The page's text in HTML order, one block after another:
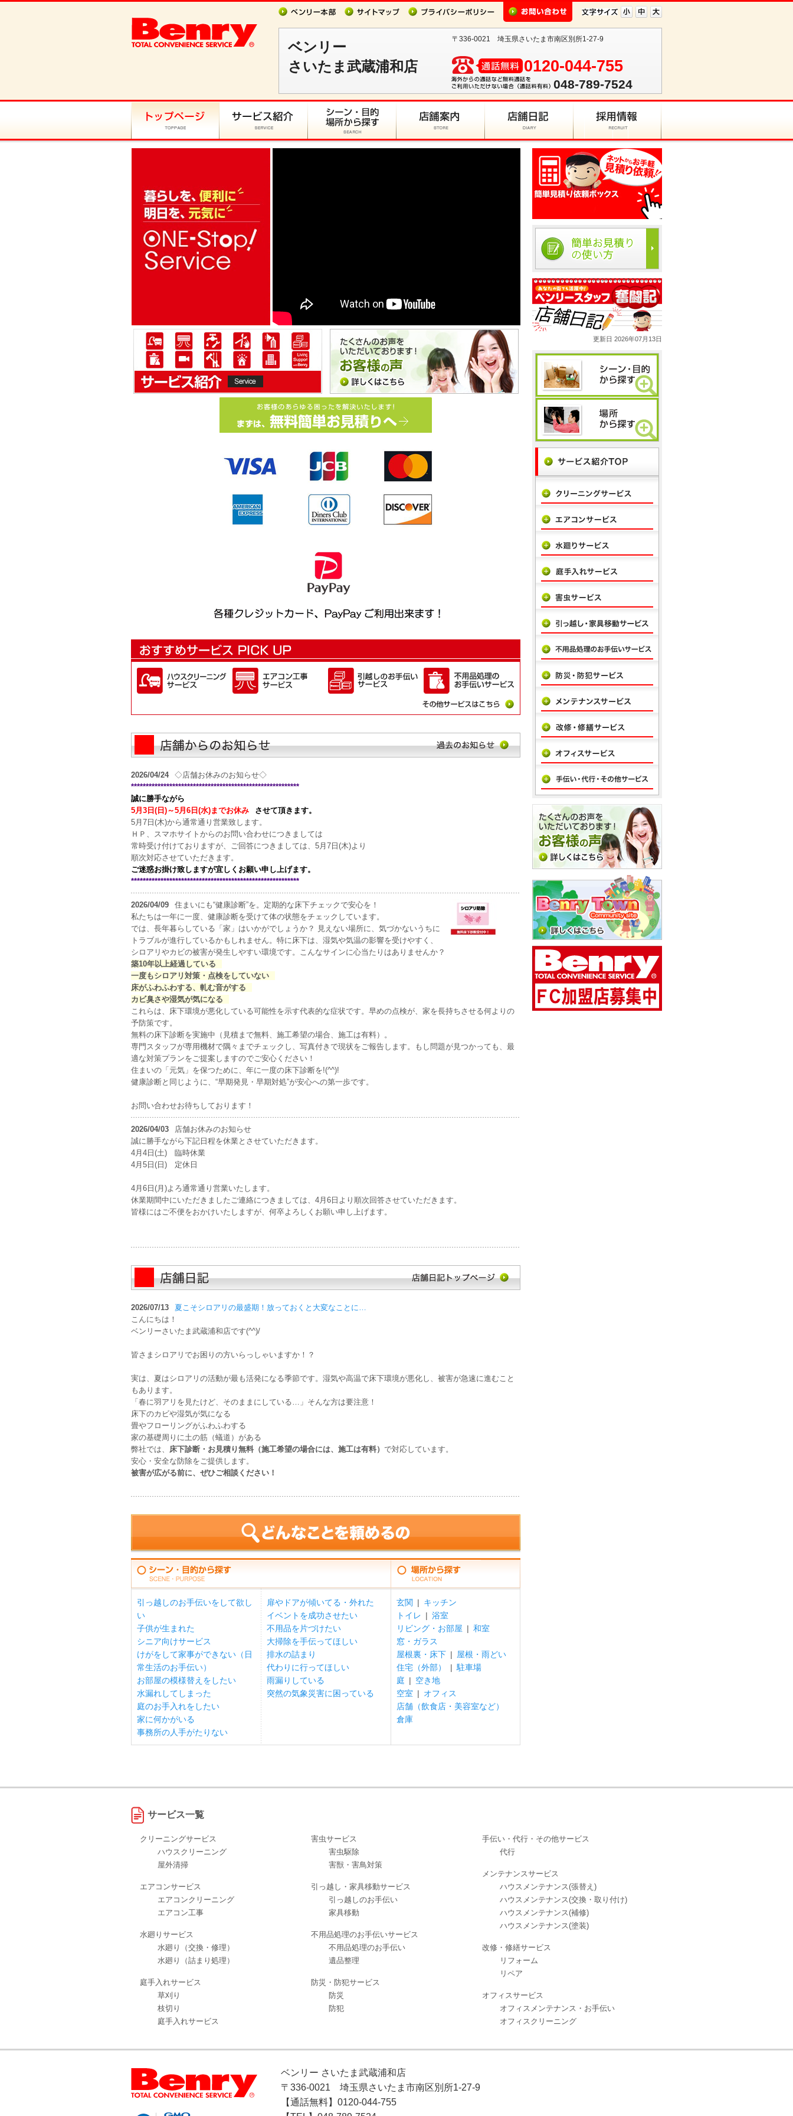
ベンリー
さいたま武蔵浦和店
〒336-0021 埼玉県さいたま市南区別所1-27-9
0120-044-755
048-789-7524
2026/04/24
◇店舗お休みのお知らせ◇
*********************************************************
誠に勝手ながら
5月3日(日)～5月6日(水)までお休み
させて頂きます。
5月7日(木)から通常通り営業致します。
ＨＰ、スマホサイトからのお問い合わせにつきましては
常時受け付けておりますが、ご回答につきましては、5月7日(木)より
順次対応させていただきます。
ご迷惑お掛け致しますが宜しくお願い申し上げます。
*********************************************************
2026/04/09
住まいにも“健康診断”を。定期的な床下チェックで安心を！
私たちは一年に一度、健康診断を受けて体の状態をチェックしています。
では、長年暮らしている「家」はいかがでしょうか？ 見えない場所に、気づかないうちに
トラブルが進行しているかもしれません。特に床下は、湿気や気温の影響を受けやすく、
シロアリやカビの被害が発生しやすい環境です。こんなサインに心当たりはありませんか？
築10年以上経過している
一度もシロアリ対策・点検をしていない
床がふわふわする、軋む音がする
カビ臭さや湿気が気になる
これらは、床下環境が悪化している可能性を示す代表的な症状です。早めの点検が、家を長持ちさせる何よりの
予防策です。
無料の床下診断を実施中（見積まで無料、施工希望の場合、施工は有料）。
専門スタッフが専用機材で隅々までチェックし、写真付きで現状をご報告します。もし問題が見つかっても、最
適な対策プランをご提案しますのでご安心ください！
住まいの「元気」を保つために、年に一度の床下診断を!(^^)!
健康診断と同じように、“早期発見・早期対処”が安心への第一歩です。
お問い合わせお待ちしております！
2026/04/03
店舗お休みのお知らせ
誠に勝手ながら下記日程を休業とさせていただきます。
4月4日(土) 臨時休業
4月5日(日) 定休日
4月6日(月)よろ通常通り営業いたします。
休業期間中にいただきましたご連絡につきましては、4月6日より順次回答させていただきます。
皆様にはご不便をおかけいたしますが、何卒よろしくお願い申し上げます。
2026/07/13
夏こそシロアリの最盛期！放っておくと大変なことに…
こんにちは！
ベンリーさいたま武蔵浦和店です(^^)/
皆さまシロアリでお困りの方いらっしゃいますか！？
実は、夏はシロアリの活動が最も活発になる季節です。湿気や高温で床下環境が悪化し、被害が急速に進むこと
もあります。
「春に羽アリを見たけど、そのままにしている…」そんな方は要注意！
床下のカビや湿気が気になる
畳やフローリングがふわふわする
家の基礎周りに土の筋（蟻道）がある
弊社では、 床下診断・お見積り無料（施工希望の場合には、施工は有料） で対応しています。
安心・安全な防除をご提供します。
被害が広がる前に、ぜひご相談ください！
引っ越しのお手伝いをして欲し
い
子供が生まれた
シニア向けサービス
けがをして家事ができない（日
常生活のお手伝い）
お部屋の模様替えをしたい
水漏れしてしまった
庭のお手入れをしたい
家に何かがいる
事務所の人手がたりない
扉やドアが傾いてる・外れた
イベントを成功させたい
不用品を片づけたい
大掃除を手伝ってほしい
排水の詰まり
代わりに行ってほしい
雨漏りしている
突然の気象災害に困っている
玄関 | キッチン
トイレ | 浴室
リビング・お部屋 | 和室
窓・ガラス
屋根裏・床下 | 屋根・雨どい
住宅（外部）
| 駐車場
庭 | 空き地
空室 | オフィス
店舗（飲食店・美容室など）
倉庫
更新日 2026年07月13日
サービス一覧
クリーニングサービス
ハウスクリーニング
屋外清掃
エアコンサービス
エアコンクリーニング
エアコン工事
水廻りサービス
水廻り（交換・修理）
水廻り（詰まり処理）
庭手入れサービス
草刈り
枝切り
庭手入れサービス
害虫サービス
害虫駆除
害獣・害鳥対策
引っ越し・家具移動サービス
引っ越しのお手伝い
家具移動
不用品処理のお手伝いサービス
不用品処理のお手伝い
遺品整理
防災・防犯サービス
防災
防犯
手伝い・代行・その他サービス
代行
メンテナンスサービス
ハウスメンテナンス(張替え)
ハウスメンテナンス(交換・取り付け)
ハウスメンテナンス(補修)
ハウスメンテナンス(塗装)
改修・修繕サービス
リフォーム
リペア
オフィスサービス
オフィスメンテナンス・お手伝い
オフィスクリーニング
ベンリー さいたま武蔵浦和店
〒336-0021 埼玉県さいたま市南区別所1-27-9
【通話無料】0120-044-755